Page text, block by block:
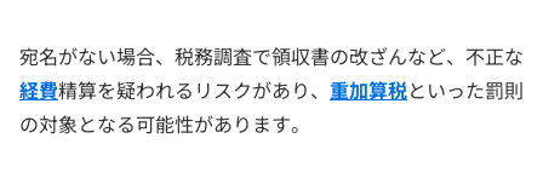
宛名がない場合、税務調査で領収書の改ざんなど、不正な
経費精算を疑われるリスクがあり、 重加算税といった罰則
の対象となる可能性があります。